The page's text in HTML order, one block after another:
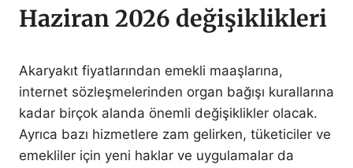
Haziran 2026 değişiklikleri
Akaryakıt fiyatlarından emekli maaşlarına,
internet sözleşmelerinden organ bağışı kurallarına
kadar birçok alanda önemli değişiklikler olacak.
Ayrıca bazı hizmetlere zam gelirken, tüketiciler ve
emekliler için yeni haklar ve uygulamalar da